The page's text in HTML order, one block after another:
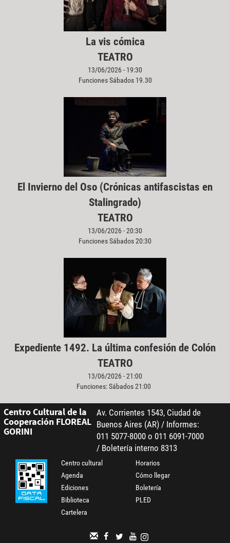
La vis cómica
TEATRO
13/06/2026 - 19:30
Funciones Sábados 19.30
El Invierno del Oso (Crónicas antifascistas en
Stalingrado)
TEATRO
13/06/2026 - 20:30
Funciones Sábados 20:30
Expediente 1492. La última confesión de Colón
TEATRO
13/06/2026 - 21:00
Funciones: Sábados 21:00
Centro Cultural de la
Cooperación FLOREAL
GORINI
Av. Corrientes 1543, Ciudad de
Buenos Aires (AR) / Informes:
011 5077-8000 o 011 6091-7000
/ Boletería interno 8313
Centro cultural
Agenda
Ediciones
Biblioteca
Cartelera
Horarios
Cómo llegar
Boletería
PLED